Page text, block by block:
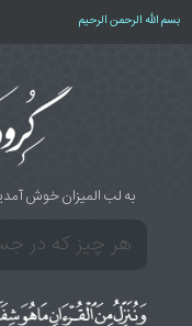
بسم الله الرحمن الرحیم
به لب المیزان خوش